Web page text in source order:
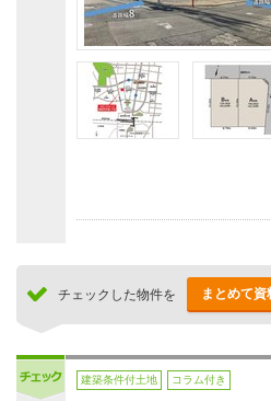
チェックした物件を まとめて資
建築条件付土地 コラム付き